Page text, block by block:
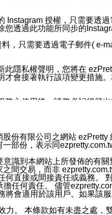
授權，只需要透
透過此功能所同步的
，只需要透過電子郵件( e-
隱私權聲明，您將在
會接著執行該項變更措施
之使用後，請務必記得登
之資料或電子郵件供您參
可接收到通知型訊息。
息皆不會被傳送。滿足以下
份有限公司之網站
部份，表示同
識到本網站上所發佈的有
交易，而非
直接或間接責任或義務。
任何責任。 儘管
會適用於該用戶。如果該
。 本條款如有未盡之處，